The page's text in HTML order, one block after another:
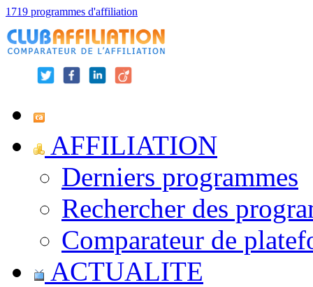
1719 programmes d'affiliation
AFFILIATION
Derniers programmes
Rechercher des
Comparateur de
ACTUALITE